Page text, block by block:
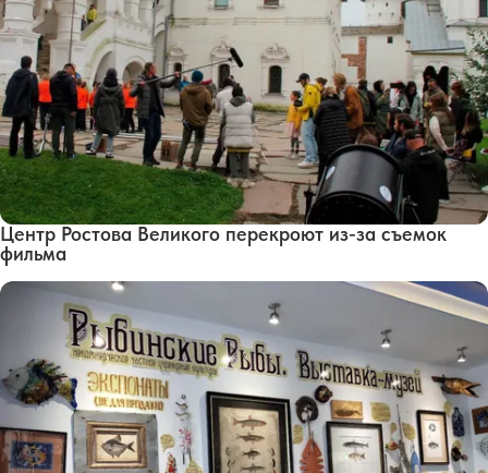
Центр Ростова Великого перекроют из-за съемок
фильма